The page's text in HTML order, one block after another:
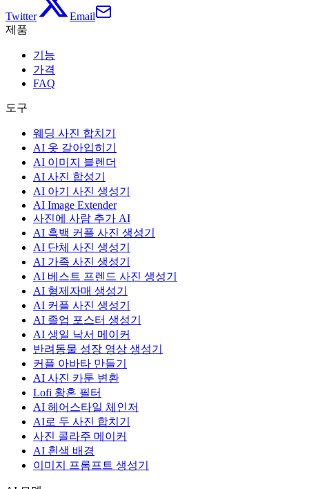
Twitter
Email
제품
기능
가격
FAQ
도구
웨딩 사진 합치기
AI 옷 갈아입히기
AI 이미지 블렌더
AI 사진 합성기
AI 아기 사진 생성기
AI Image Extender
사진에 사람 추가 AI
AI 흑백 커플 사진 생성기
AI 단체 사진 생성기
AI 가족 사진 생성기
AI 베스트 프렌드 사진 생성기
AI 형제자매 생성기
AI 커플 사진 생성기
AI 졸업 포스터 생성기
AI 생일 낙서 메이커
반려동물 성장 영상 생성기
커플 아바타 만들기
AI 사진 카툰 변환
Lofi 황혼 필터
AI 헤어스타일 체인저
AI로 두 사진 합치기
사진 콜라주 메이커
AI 흰색 배경
이미지 프롬프트 생성기